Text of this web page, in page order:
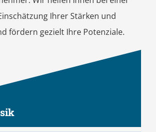
Ihrer Stärken und
fördern gezielt Ihre Potenziale.